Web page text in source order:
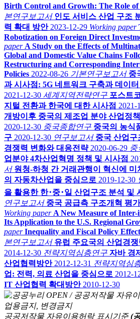
Birth Control and Growth: The Role
본연구보고서 인도 서비스 산업 구조
력 확대 방안 2023-12-29 Working paper
Robotization on Foreign Direct
paper A Study on the Effects of
Global and Domestic Value Chains
Restructuring and Corresponding
Policies 2022-08-26 기본연구보고서 중
과 시사점: 5G 네트워크 구축과 데이
2021-12-30 세계지역전략연구 포스트
지털 전환과 한국에 대한 시사점 2021-
개방이후 중국의 제조업 분야 산업정
2020-12-30 중국종합연구 중국의 농식
구 2020-12-30 연구보고서 중국 산업구
경쟁력 변화와 대응전략 2020-06-29 중
업분야 4차산업혁명 정책 및 시사점
서 원청-하청 간 거래관행이 혁신에
의 자동차산업을 중심으로 2019-12-30
을 활용한 한･중･일 산업구조 분석 및
연구보고서 중국 공급측 구조개혁 평
Working paper A New Measure of
Its Application to the U.S. Regional
paper Inequality and Fiscal Policy
본연구보고서 유럽 주요국의 산업경
2014-12-30 전략지역심층연구 자바 경
산업협력방안 2012-12-31 전략지역심
업: 전력, 의료 산업을 중심으로 2012-
IT 산업협력 확대방안 2010-12-30
공공저작물 자유이용허락 표시기준 (